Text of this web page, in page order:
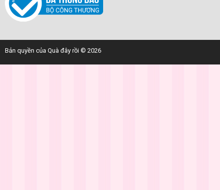
Bản quyền của Quà đây rồi © 2026